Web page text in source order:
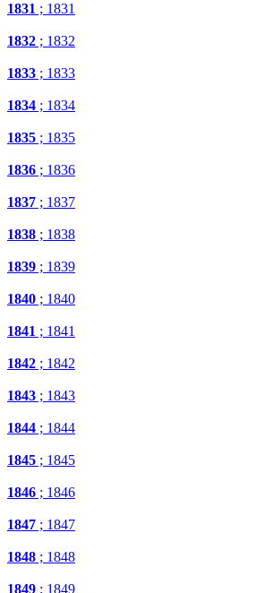
1831 ; 1831
1832 ; 1832
1833 ; 1833
1834 ; 1834
1835 ; 1835
1836 ; 1836
1837 ; 1837
1838 ; 1838
1839 ; 1839
1840 ; 1840
1841 ; 1841
1842 ; 1842
1843 ; 1843
1844 ; 1844
1845 ; 1845
1846 ; 1846
1847 ; 1847
1848 ; 1848
1849 ; 1849